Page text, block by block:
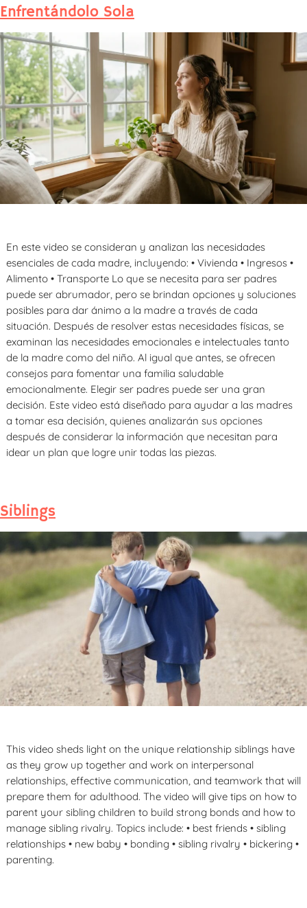
Enfrentándolo Sola
En este video se consideran y analizan las necesidades
esenciales de cada madre, incluyendo: • Vivienda • Ingresos •
Alimento • Transporte Lo que se necesita para ser padres
puede ser abrumador, pero se brindan opciones y soluciones
posibles para dar ánimo a la madre a través de cada
situación. Después de resolver estas necesidades físicas, se
examinan las necesidades emocionales e intelectuales tanto
de la madre como del niño. Al igual que antes, se ofrecen
consejos para fomentar una familia saludable
emocionalmente. Elegir ser padres puede ser una gran
decisión. Este video está diseñado para ayudar a las madres
a tomar esa decisión, quienes analizarán sus opciones
después de considerar la información que necesitan para
idear un plan que logre unir todas las piezas.
Siblings
This video sheds light on the unique relationship siblings have
as they grow up together and work on interpersonal
relationships, effective communication, and teamwork that will
prepare them for adulthood. The video will give tips on how to
parent your sibling children to build strong bonds and how to
manage sibling rivalry. Topics include: • best friends • sibling
relationships • new baby • bonding • sibling rivalry • bickering •
parenting.